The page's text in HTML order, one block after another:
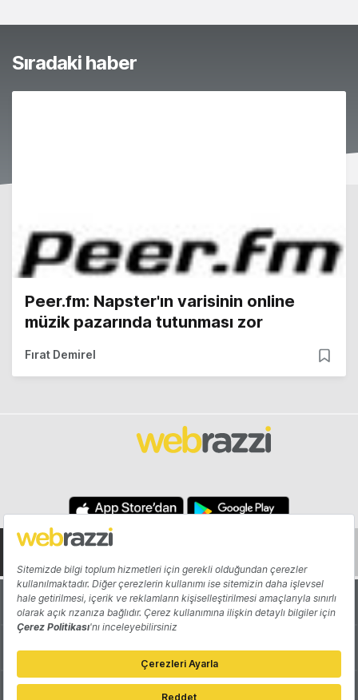
Sıradaki haber
Peer.fm: Napster'ın varisinin online
müzik pazarında tutunması zor
Fırat Demirel
Hakkında Yazarlar
Katkıda Bulun Reklam